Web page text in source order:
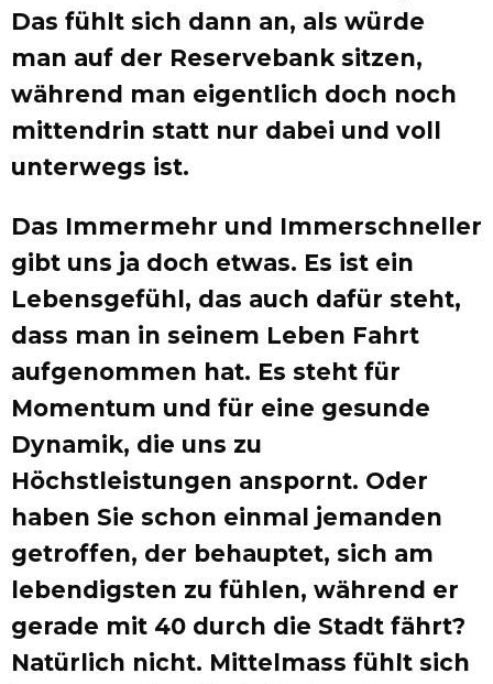
Das fühlt sich dann an, als würde
man auf der Reservebank sitzen,
während man eigentlich doch noch
mittendrin statt nur dabei und voll
unterwegs ist.
Das Immermehr und Immerschneller
gibt uns ja doch etwas. Es ist ein
Lebensgefühl, das auch dafür steht,
dass man in seinem Leben Fahrt
aufgenommen hat. Es steht für
Momentum und für eine gesunde
Dynamik, die uns zu
Höchstleistungen anspornt. Oder
haben Sie schon einmal jemanden
getroffen, der behauptet, sich am
lebendigsten zu fühlen, während er
gerade mit 40 durch die Stadt fährt?
Natürlich nicht. Mittelmass fühlt sich